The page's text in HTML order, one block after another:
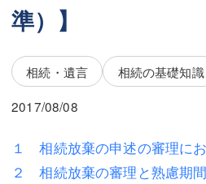
桶川 聡
三平 隆史
吉元 優仁
弁護士費用
桶川 聡
三平 隆史
吉元 優仁
不動産
準）】
相続・遺言 相続の基礎知識
2017/08/08
１ 相続放棄の申述の審理に
２ 相続放棄の審理と熟慮期